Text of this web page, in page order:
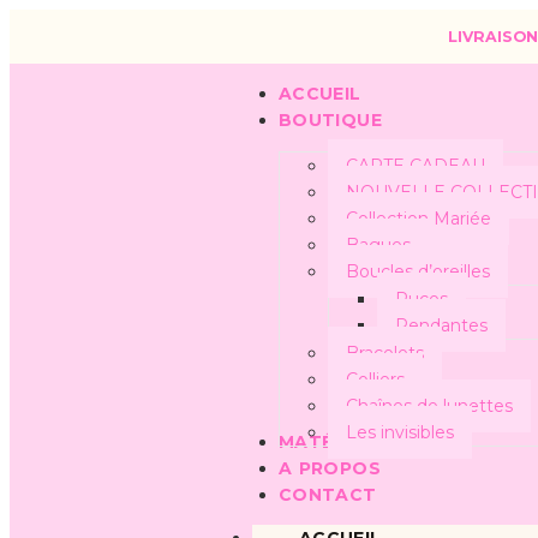
ACCUEIL
BOUTIQUE
CARTE CADEAU
NOUVELLE
Collection Mariée
Bagues
Boucles d’oreilles
Puces
Pendantes
Bracelets
Colliers
Chaînes de lunettes
Les invisibles
MATÉRIAUX
A PROPOS
CONTACT